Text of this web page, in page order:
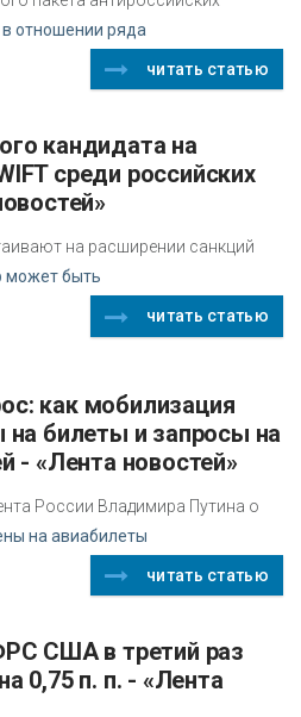
отношении ряда
читать статью
среди российских
на расширении санкций
может быть
читать статью
на билеты и запросы на
- «Лента новостей»
России Владимира Путина о
на авиабилеты
читать статью
0,75 п. п. - «Лента